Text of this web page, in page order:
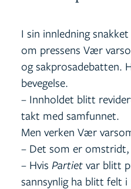
I sin innledning
om pressens Vær
og sakprosadebatten.
bevegelse.
– Innholdet blitt
takt med samfunnet.
Men verken Vær
– Det som er
– Hvis Partiet var blitt
sannsynlig ha blitt felt